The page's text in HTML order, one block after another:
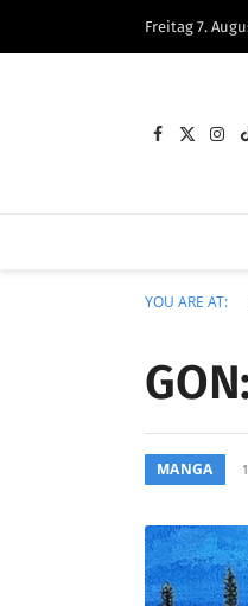
Freitag 7.
Facebook
X
YOU ARE AT:
MANGA